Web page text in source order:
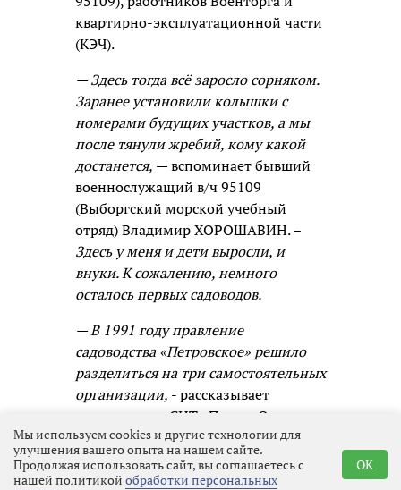
квартирно-эксплуатационной части
(КЭЧ).
— Здесь тогда всё заросло сорняком.
Заранее установили колышки с
номерами будущих участков, а мы
после тянули жребий, кому какой
достанется, — вспоминает бывший
военнослужащий в/ч 95109
(Выборгский морской учебный
отряд) Владимир ХОРОШАВИН. –
Здесь у меня и дети выросли, и
внуки. К сожалению, немного
осталось первых садоводов.
— В 1991 году правление
садоводства «Петровское» решило
разделиться на три самостоятельных
организации, - рассказывает
председатель СНТ «Парус» Ольга
ИППОЛИТОВА. –Одну из них, в
которую входили военнослужащие
морского учебного отряда, назвали
Мы используем cookies и другие технологии для
улучшения вашего опыта на нашем сайте.
Продолжая использовать сайт, вы соглашаетесь с
нашей политикой обработки персональных
OK